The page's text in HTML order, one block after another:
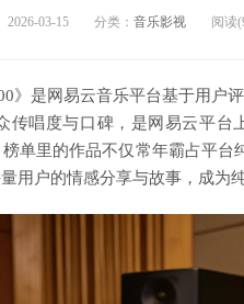
2026-03-15 分类： 音乐影视 阅读
》是网易云音乐平台基于用户
传唱度与口碑，是网易云平
单里的作品不仅常年霸占平
用户的情感分享与故事，成为